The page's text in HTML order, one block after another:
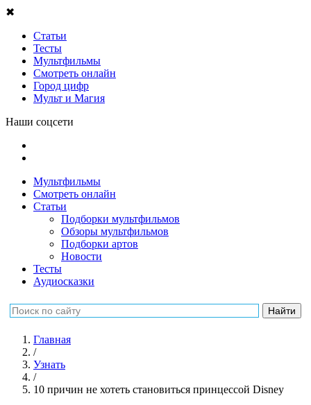
✖
Статьи
Тесты
Мультфильмы
Смотреть онлайн
Город цифр
Мульт и Магия
Наши соцсети
Мультфильмы
Смотреть онлайн
Статьи
Подборки мультфильмов
Обзоры мультфильмов
Подборки артов
Новости
Тесты
Аудиосказки
Главная
/
Узнать
/
10 причин не хотеть становиться принцессой Disney